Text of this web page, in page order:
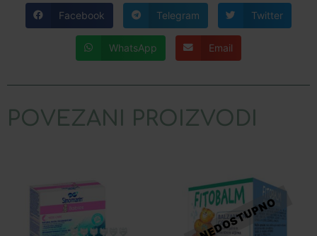
Facebook Telegram Twitter
WhatsApp Email
POVEZANI PROIZVODI